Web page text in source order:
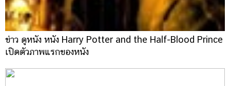
ข่าว ดูหนัง หนัง Harry Potter and the Half-Blood Prince
เปิดตัวภาพแรกของหนัง